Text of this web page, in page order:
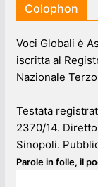
Colophon
Voci Globali è
iscritta al
Nazionale
Testata
2370/14.
Sinopoli.
Parole in folle, il